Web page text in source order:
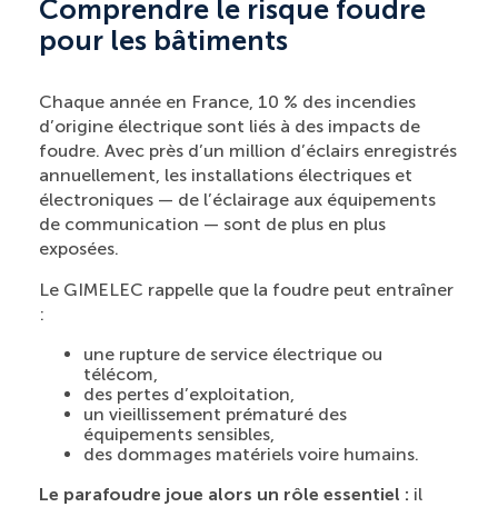
Comprendre le risque foudre
pour les bâtiments
Chaque année en France, 10 % des incendies
d’origine électrique sont liés à des impacts de
foudre. Avec près d’un million d’éclairs enregistrés
annuellement, les installations électriques et
électroniques — de l’éclairage aux équipements
de communication — sont de plus en plus
exposées.
Le GIMELEC rappelle que la foudre peut entraîner
:
une rupture de service électrique ou
télécom,
des pertes d’exploitation,
un vieillissement prématuré des
équipements sensibles,
des dommages matériels voire humains.
Le parafoudre joue alors un rôle essentiel : il